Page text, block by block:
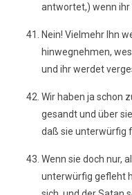
antwortet,) wenn ihr
Nein! Vielmehr Ihn
hinwegnehmen,
und ihr werdet
Wir haben ja schon
gesandt und über
daß sie unterwürfig
Wenn sie doch nur,
unterwürfig gefleht